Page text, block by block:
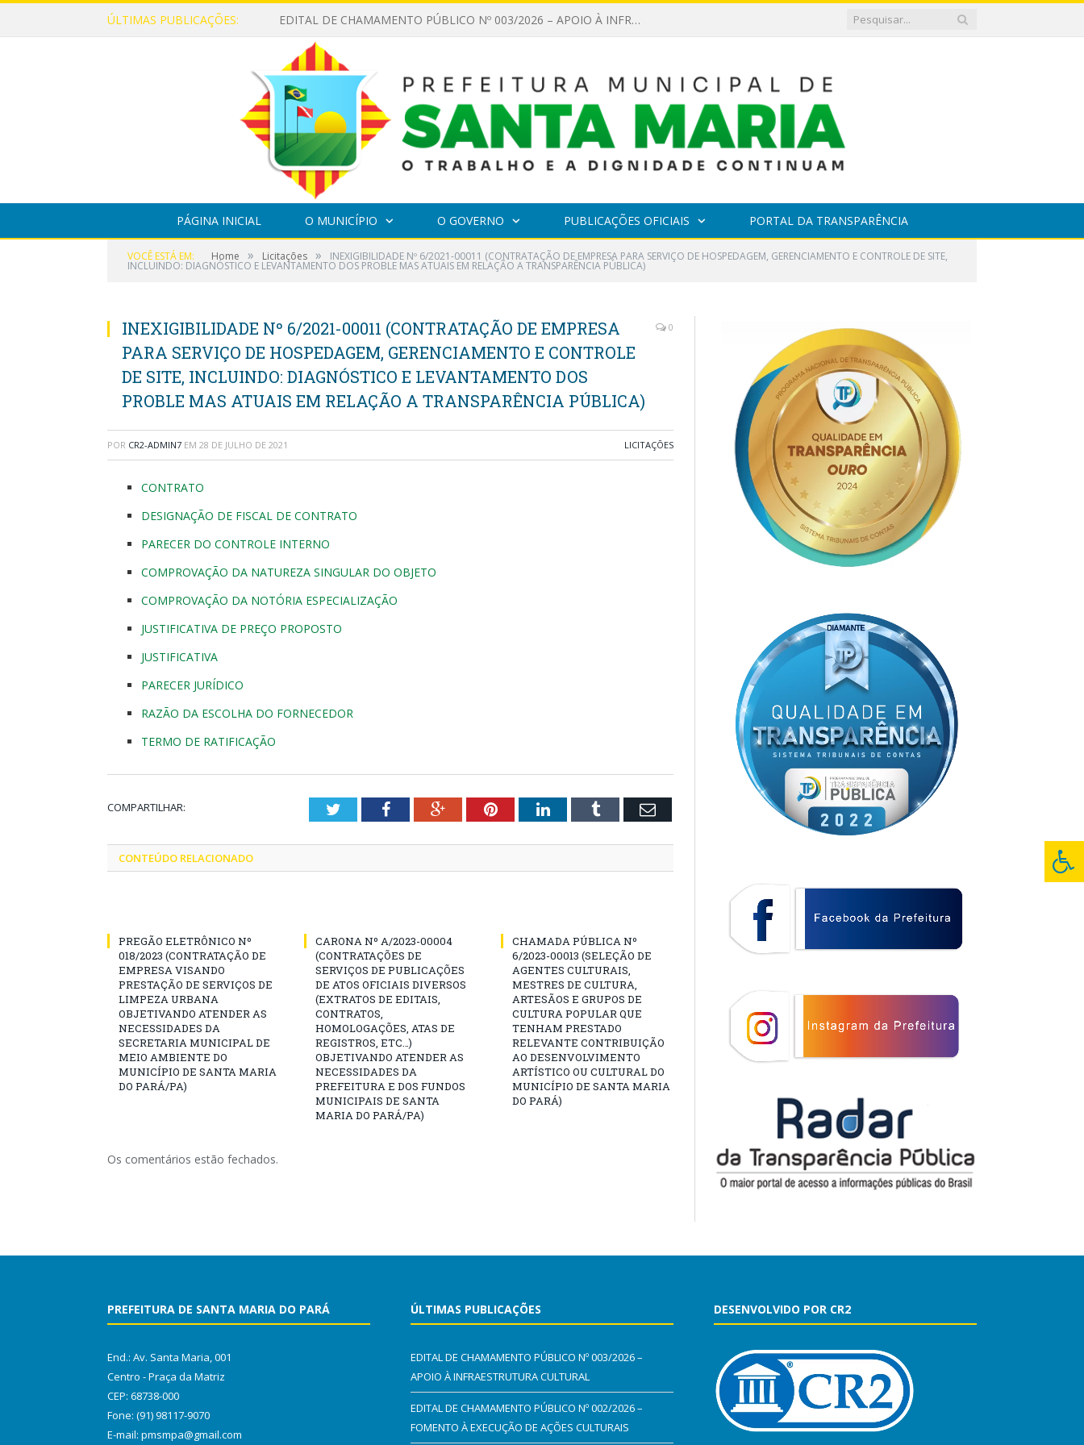
ÚLTIMAS PUBLICAÇÕES: EDITAL DE CHAMAMENTO PÚBLICO Nº 002/2026 – FOMENTO À EXECUÇÃO DE AÇÕES CULTURAIS
PÁGINA INICIAL O MUNICÍPIO O GOVERNO PUBLICAÇÕES OFICIAIS PORTAL DA TRANSPARÊNCIA
VOCÊ ESTÁ EM: Home » Licitações » INEXIGIBILIDADE Nº 6/2021-00011 (CONTRATAÇÃO DE EMPRESA PARA SERVIÇO DE HOSPEDAGEM, GERENCIAMENTO E CONTROLE DE SITE,
INCLUINDO: DIAGNÓSTICO E LEVANTAMENTO DOS PROBLE MAS ATUAIS EM RELAÇÃO A TRANSPARÊNCIA PÚBLICA)
INEXIGIBILIDADE Nº 6/2021-00011 (CONTRATAÇÃO DE EMPRESA
PARA SERVIÇO DE HOSPEDAGEM, GERENCIAMENTO E CONTROLE
DE SITE, INCLUINDO: DIAGNÓSTICO E LEVANTAMENTO DOS
PROBLE MAS ATUAIS EM RELAÇÃO A TRANSPARÊNCIA PÚBLICA)
0
POR CR2-ADMIN7 EM 28 DE JULHO DE 2021 LICITAÇÕES
CONTRATO
DESIGNAÇÃO DE FISCAL DE CONTRATO
PARECER DO CONTROLE INTERNO
COMPROVAÇÃO DA NATUREZA SINGULAR DO OBJETO
COMPROVAÇÃO DA NOTÓRIA ESPECIALIZAÇÃO
JUSTIFICATIVA DE PREÇO PROPOSTO
JUSTIFICATIVA
PARECER JURÍDICO
RAZÃO DA ESCOLHA DO FORNECEDOR
TERMO DE RATIFICAÇÃO
COMPARTILHAR: TwitterFacebookGoogle+PinterestLinkedInTumblr Email
CONTEÚDO RELACIONADO
PREGÃO ELETRÔNICO Nº
018/2023 (CONTRATAÇÃO DE
EMPRESA VISANDO
PRESTAÇÃO DE SERVIÇOS DE
LIMPEZA URBANA
OBJETIVANDO ATENDER AS
NECESSIDADES DA
SECRETARIA MUNICIPAL DE
MEIO AMBIENTE DO
MUNICÍPIO DE SANTA MARIA
DO PARÁ/PA)
CARONA Nº A/2023-00004
(CONTRATAÇÕES DE
SERVIÇOS DE PUBLICAÇÕES
DE ATOS OFICIAIS DIVERSOS
(EXTRATOS DE EDITAIS,
CONTRATOS,
HOMOLOGAÇÕES, ATAS DE
REGISTROS, ETC…)
OBJETIVANDO ATENDER AS
NECESSIDADES DA
PREFEITURA E DOS FUNDOS
MUNICIPAIS DE SANTA
MARIA DO PARÁ/PA)
CHAMADA PÚBLICA Nº
6/2023-00013 (SELEÇÃO DE
AGENTES CULTURAIS,
MESTRES DE CULTURA,
ARTESÃOS E GRUPOS DE
CULTURA POPULAR QUE
TENHAM PRESTADO
RELEVANTE CONTRIBUIÇÃO
AO DESENVOLVIMENTO
ARTÍSTICO OU CULTURAL DO
MUNICÍPIO DE SANTA MARIA
DO PARÁ)
Os comentários estão fechados.
PREFEITURA DE SANTA MARIA DO PARÁ
End.: Av. Santa Maria, 001
Centro - Praça da Matriz
CEP: 68738-000
Fone: (91) 98117-9070
E-mail: pmsmpa@gmail.com
ÚLTIMAS PUBLICAÇÕES
EDITAL DE CHAMAMENTO PÚBLICO Nº 003/2026 –
APOIO À INFRAESTRUTURA CULTURAL
EDITAL DE CHAMAMENTO PÚBLICO Nº 002/2026 –
FOMENTO À EXECUÇÃO DE AÇÕES CULTURAIS
DESENVOLVIDO POR CR2